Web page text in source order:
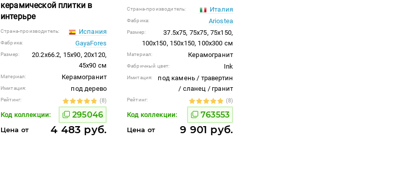
керамической плитки в
интерьре
Страна-производитель: Испания
Фабрика: GayaFores
Размер:
20.2x66.2, 15x90, 20x120,
45x90 см
Материал: Керамогранит
Имитация: под дерево
Рейтинг: (8)
Код коллекции: 295046
Цена от 4 483 руб.
Страна-производитель: Италия
Фабрика: Ariostea
Размер:
37.5x75, 75x75, 75x150,
100x150, 150x150, 100x300 см
Материал: Керамогранит
Фабричный цвет: Ink
Имитация:
под камень / травертин
/ сланец / гранит
Рейтинг: (8)
Код коллекции: 763553
Цена от 9 901 руб.